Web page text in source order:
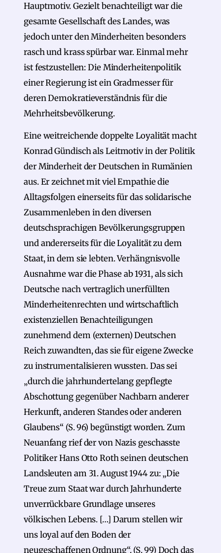
Hauptmotiv. Gezielt benachteiligt war die
gesamte Gesellschaft des Landes, was
jedoch unter den Minderheiten besonders
rasch und krass spürbar war. Einmal mehr
ist festzustellen: Die Minderheitenpolitik
einer Regierung ist ein Gradmesser für
deren Demokratieverständnis für die
Mehrheitsbevölkerung.
Eine weitreichende doppelte Loyalität macht
Konrad Gündisch als Leitmotiv in der Politik
der Minderheit der Deutschen in Rumänien
aus. Er zeichnet mit viel Empathie die
Alltagsfolgen einerseits für das solidarische
Zusammenleben in den diversen
deutschsprachigen Bevölkerungsgruppen
und andererseits für die Loyalität zu dem
Staat, in dem sie lebten. Verhängnisvolle
Ausnahme war die Phase ab 1931, als sich
Deutsche nach vertraglich unerfüllten
Minderheitenrechten und wirtschaftlich
existenziellen Benachteiligungen
zunehmend dem (externen) Deutschen
Reich zuwandten, das sie für eigene Zwecke
zu instrumentalisieren wussten. Das sei
„durch die jahrhundertelang gepflegte
Abschottung gegenüber Nachbarn anderer
Herkunft, anderen Standes oder anderen
Glaubens“ (S. 96) begünstigt worden. Zum
Neuanfang rief der von Nazis geschasste
Politiker Hans Otto Roth seinen deutschen
Landsleuten am 31. August 1944 zu: „Die
Treue zum Staat war durch Jahrhunderte
unverrückbare Grundlage unseres
völkischen Lebens. […] Darum stellen wir
uns loyal auf den Boden der
neugeschaffenen Ordnung“. (S. 99) Doch das